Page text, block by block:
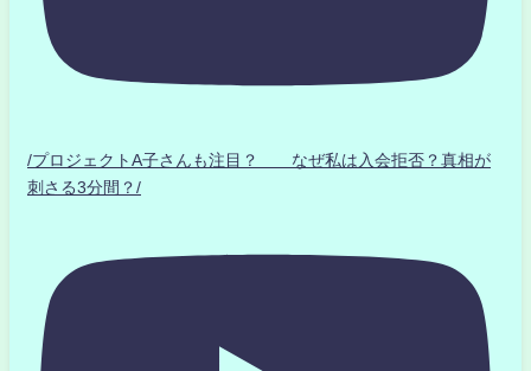
/プロジェクトA子さんも注目？ なぜ私は入会拒否？真相が
刺さる3分間？/